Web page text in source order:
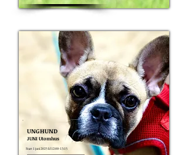
UNGHUND
JUNI Utomhus
Start 1 juni 2025 kl 12:00-13:15